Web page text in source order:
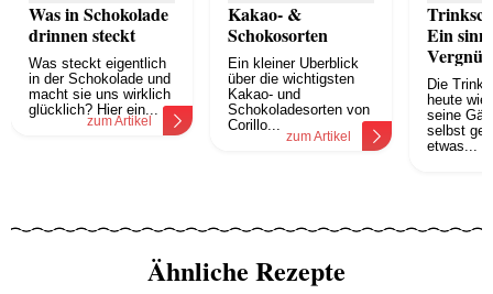
Was in Schokolade
drinnen steckt
Was steckt eigentlich
in der Schokolade und
macht sie uns wirklich
glücklich? Hier ein...
zum Artikel
Kakao- &
Schokosorten
Ein kleiner Überblick
über die wichtigsten
Kakao- und
Schokoladesorten von
Corillo...
zum Artikel
Ein
Die
heute wie
seine
selbst
etwas...
Ähnliche Rezepte